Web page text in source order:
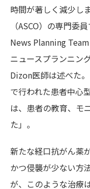
時間が著しく減少し
（ASCO）の専門
News Planning
ニュースプランニン
Dizon医師は述べた
で行われた患者中心
は、患者の教育、モ
た」。
新たな経口抗がん薬
かつ侵襲が少ない方
が、このような治療